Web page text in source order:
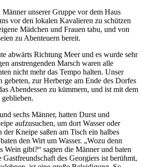
unserer Gruppe vor dem Haus
vor den lokalen Kavalieren zu schützen
Mädchen und Frauen tabu, und von
zu Abenteuern bereit.
abwärts Richtung Meer und es wurde sehr
anstrengenden Marsch waren alle
nicht mehr das Tempo halten. Unser
gebeten, zur Herberge am Ende des Dorfes
Abendessen zu kümmern, und ist mit dem
sechs Männer, hatten Durst und
aufzusuchen, um dort Wasser oder
Kneipe saßen am Tisch ein halbes
den Wirt um Wasser.
Wozu denn
Wein gibt?
sagten die Männer und baten
des Georgiers ist berühmt,